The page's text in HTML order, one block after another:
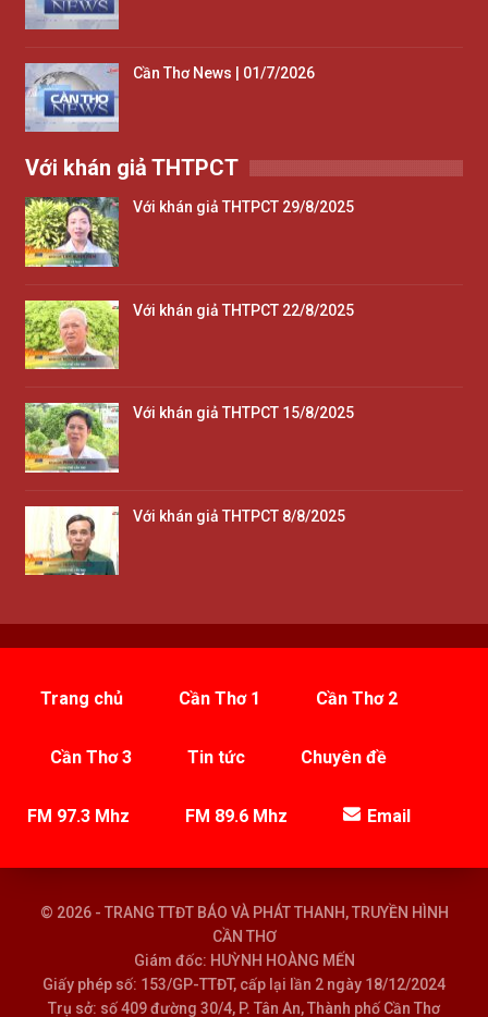
Cần Thơ News | 01/7/2026
Với khán giả THTPCT
Với khán giả THTPCT 29/8/2025
Với khán giả THTPCT 22/8/2025
Với khán giả THTPCT 15/8/2025
Với khán giả THTPCT 8/8/2025
Trang chủ Cần Thơ 1 Cần Thơ 2
Cần Thơ 3 Tin tức Chuyên đề
FM 97.3 Mhz FM 89.6 Mhz Email
© 2026 - TRANG TTĐT BÁO VÀ PHÁT THANH, TRUYỀN HÌNH
CẦN THƠ
Giám đốc: HUỲNH HOÀNG MẾN
Giấy phép số: 153/GP-TTĐT, cấp lại lần 2 ngày 18/12/2024
Trụ sở: số 409 đường 30/4, P. Tân An, Thành phố Cần Thơ